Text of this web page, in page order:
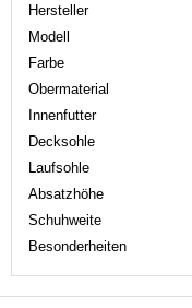
Hersteller
Modell
Farbe
Obermaterial
Innenfutter
Decksohle
Laufsohle
Absatzhöhe
Schuhweite
Besonderheiten